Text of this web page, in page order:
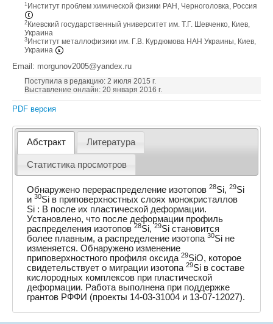
1 Институт проблем химической физики РАН, Черноголовка, Россия
2 Киевский государственный университет им. Т.Г. Шевченко, Киев,
Украина
3 Институт металлофизики им. Г.В. Курдюмова НАН Украины, Киев,
Украина
Email: morgunov2005@yandex.ru
Поступила в редакцию: 2 июля 2015 г.
Выставление онлайн: 20 января 2016 г.
PDF версия
Абстракт Литература
Статистика просмотров
Обнаружено перераспределение изотопов28Si,29Si
и30Si в приповерхностных слоях монокристаллов
Si : B после их пластической деформации.
Установлено, что после деформации профиль
распределения изотопов28Si,29Si становится
более плавным, а распределение изотопа30Si не
изменяется. Обнаружено изменение
приповерхностного профиля оксида29SiO, которое
свидетельствует о миграции изотопа29Si в составе
кислородных комплексов при пластической
деформации. Работа выполнена при поддержке
грантов РФФИ (проекты 14-03-31004 и 13-07-12027).